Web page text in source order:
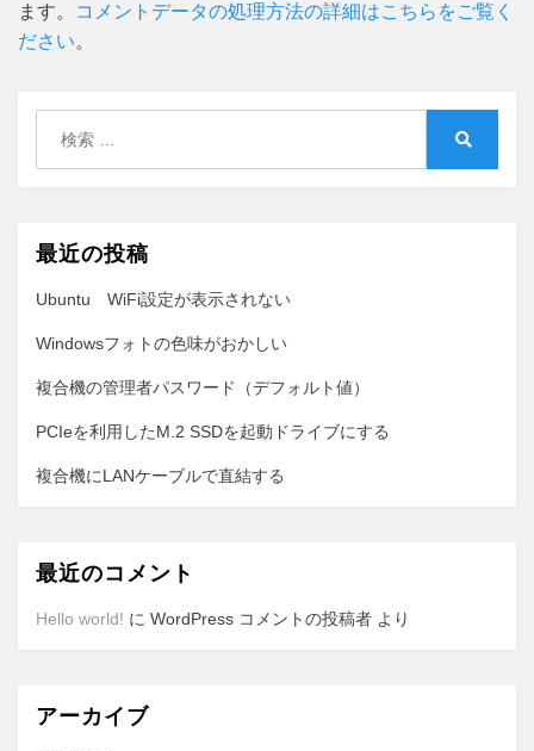
ます。
コメントデータの処理方法の詳細はこちらをご覧く
ださい。
最近の投稿
Ubuntu WiFi設定が表示されない
Windowsフォトの色味がおかしい
複合機の管理者パスワード（デフォルト値）
PCIeを利用したM.2 SSDを起動ドライブにする
複合機にLANケーブルで直結する
最近のコメント
Hello world! に WordPress コメントの投稿者 より
アーカイブ